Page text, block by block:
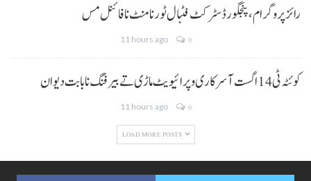
رائز پروگرام، پنجگور ڈسٹرکٹ فٹبال ٹورنامنٹ نا فائنل مس
11 hours ago 0
کوئٹہ ٹی 14 اگست آ سرکاری و پرائیویٹ ماڑی تے بیرفنگ نا بابت دیوان
11 hours ago 0
LOAD MORE POSTS